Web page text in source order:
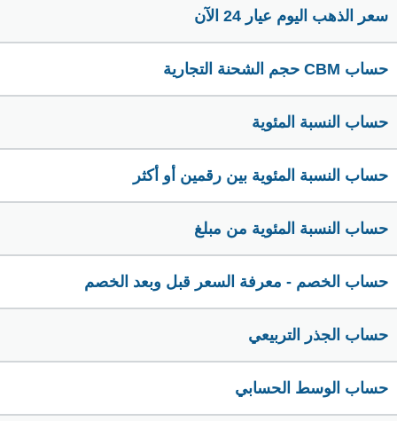
سعر الذهب اليوم عيار 24 الآن
حساب CBM حجم الشحنة التجارية
حساب النسبة المئوية
حساب النسبة المئوية بين رقمين أو أكثر
حساب النسبة المئوية من مبلغ
حساب الخصم - معرفة السعر قبل وبعد الخصم
حساب الجذر التربيعي
حساب الوسط الحسابي